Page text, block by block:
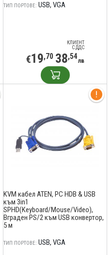
ТИП ПОРТОВЕ: USB VGA
КЛИЕНТ
С ДДС
€19,70 38,54лв
KVM кабел ATEN, PC HDB & USB
към 3in1
SPHD(Keyboard/Mouse/Video),
Вграден PS/2 към USB конвертор,
5 м
ТИП ПОРТОВЕ: USB VGA